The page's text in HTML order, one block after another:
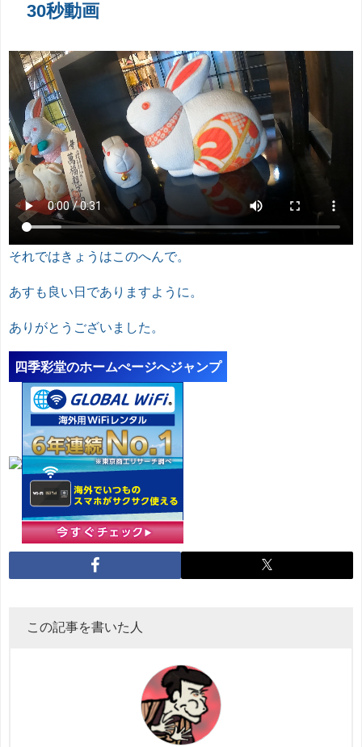
30秒動画
それではきょうはこのへんで。
あすも良い日でありますように。
ありがとうございました。
四季彩堂のホームぺージへジャンプ
この記事を書いた人